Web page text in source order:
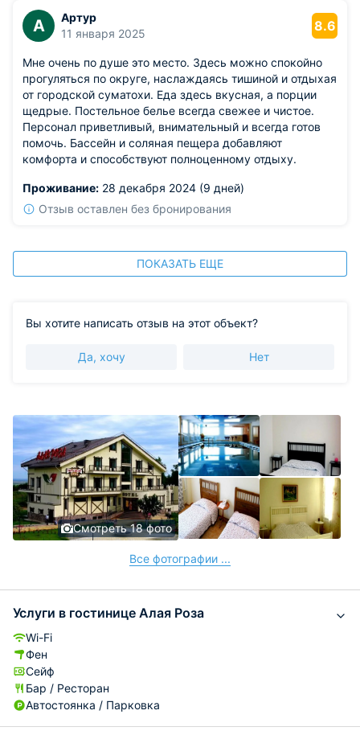
воды мог быть чуть посильнее — приходилось
регулировать вручную.
А
Артур
11 января 2025
8.6
Мне очень по душе это место. Здесь можно спокойно
прогуляться по округе, наслаждаясь тишиной и отдыхая
от городской суматохи. Еда здесь вкусная, а порции
щедрые. Постельное белье всегда свежее и чистое.
Персонал приветливый, внимательный и всегда готов
помочь. Бассейн и соляная пещера добавляют
комфорта и способствуют полноценному отдыху.
Проживание: 28 декабря 2024 (9 дней)
Отзыв оставлен без бронирования
ПОКАЗАТЬ ЕЩЕ
Вы хотите написать отзыв на этот объект?
Да, хочу Нет
Смотреть 18 фото
Все фотографии ...
Услуги в гостинице Алая Роза
Wi-Fi
Фен
Сейф
Бар / Ресторан
Автостоянка / Парковка